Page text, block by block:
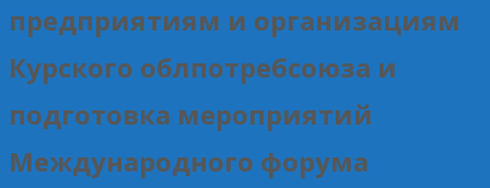
предприятиям и организациям
Курского облпотребсоюза и
подготовка мероприятий
Международного форума